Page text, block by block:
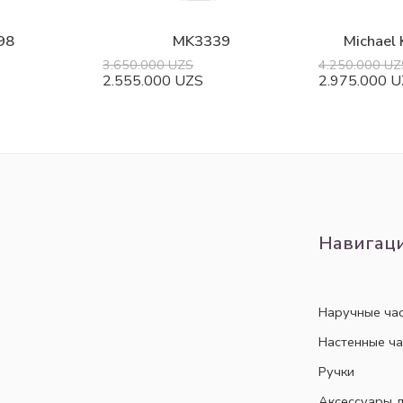
MK3339
3.650.000UZS
2.555.000 UZS
Michael
4.250.000
2.975.000
Наручные
Настенные
Ручки